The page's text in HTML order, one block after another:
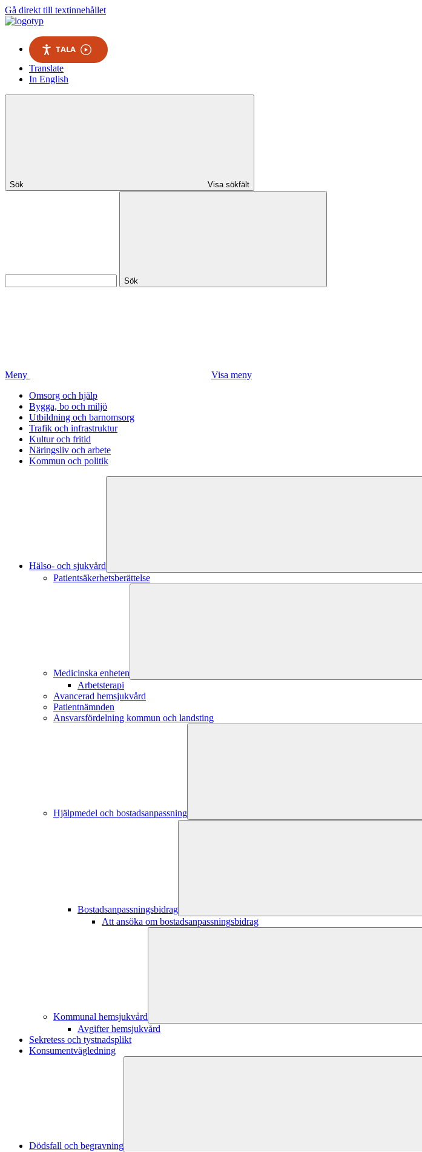
Gå direkt till textinnehållet
TALA
Translate
In English
Sök Visa sökfält
Sök
Meny
Visa meny
Omsorg och hjälp
Bygga, bo och miljö
Utbildning och barnomsorg
Trafik och infrastruktur
Kultur och fritid
Näringsliv och arbete
Kommun och politik
Hälso- och sjukvård
Patientsäkerhetsberättelse
Medicinska enheten
Arbetsterapi
Avancerad hemsjukvård
Patientnämnden
Ansvarsfördelning kommun och landsting
Hjälpmedel och bostadsanpassning
Bostadsanpassningsbidrag
Att ansöka om bostadsanpassningsbidrag
Kommunal hemsjukvård
Avgifter hemsjukvård
Sekretess och tystnadsplikt
Konsumentvägledning
Dödsfall och begravning